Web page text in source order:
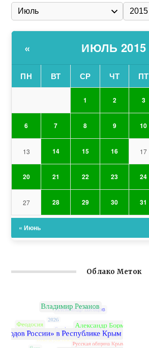
« ИЮЛЬ 2015
ПН ВТ СР ЧТ ПТ
1 2 3
6 7 8 9 10
13 14 15 16 17
20 21 22 23 24
27 28 29 30 31
« Июнь
Облако Меток